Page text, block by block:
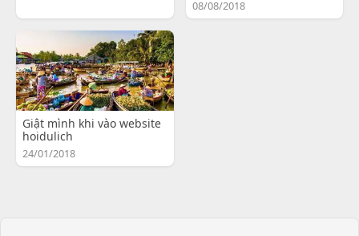
08/08/2018
Giật mình khi vào website
hoidulich
24/01/2018